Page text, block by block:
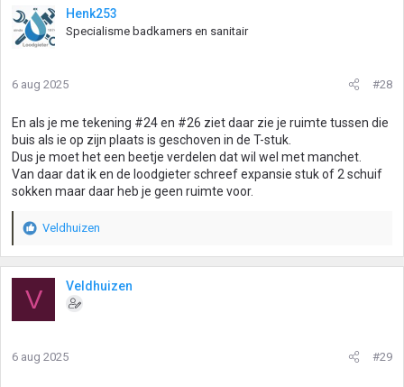
Henk253
Specialisme badkamers en sanitair
6 aug 2025 #28
En als je me tekening #24 en #26 ziet daar zie je ruimte tussen die
buis als ie op zijn plaats is geschoven in de T-stuk.
Dus je moet het een beetje verdelen dat wil wel met manchet.
Van daar dat ik en de loodgieter schreef expansie stuk of 2 schuif
sokken maar daar heb je geen ruimte voor.
W
a
d
n
Veldhuizen
V Veldhuizen
6 aug 2025 #29